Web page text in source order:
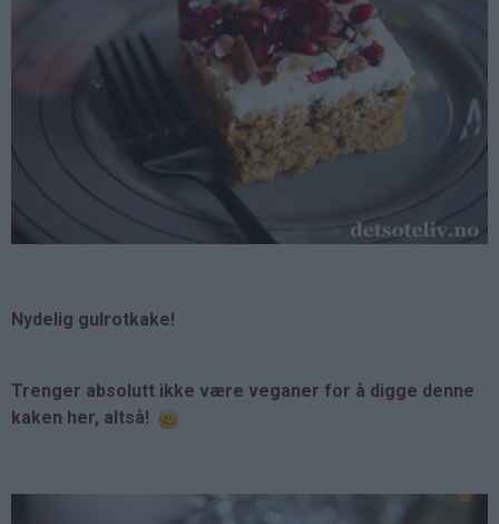
Nydelig gulrotkake!
Trenger absolutt ikke være veganer for å digge denne
kaken her, altså!